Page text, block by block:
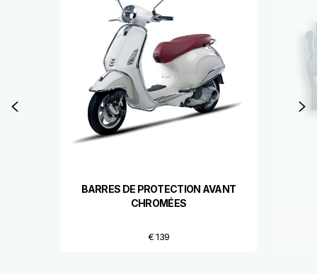
BARRES DE PROTECTION AVANT
CHROMÉES
€ 139